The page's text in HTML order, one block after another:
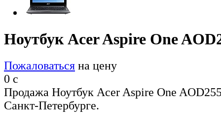
Ноутбук Acer Aspire One
Пожаловаться на цену
0 c
Продажа Ноутбук Acer Aspire One
Санкт-Петербурге.